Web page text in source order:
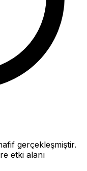
gerçekleşmiştir.
etki alanı